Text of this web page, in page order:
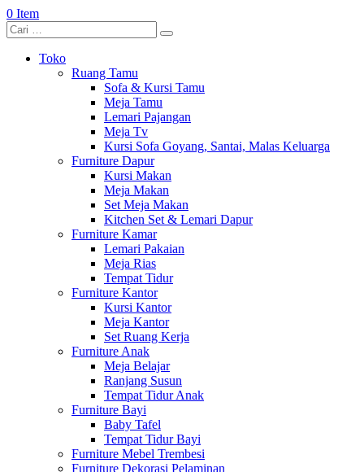
0 Item
Toko
Ruang Tamu
Sofa & Kursi Tamu
Meja Tamu
Lemari Pajangan
Meja Tv
Kursi Sofa Goyang, Santai, Malas Keluarga
Furniture Dapur
Kursi Makan
Meja Makan
Set Meja Makan
Kitchen Set & Lemari Dapur
Furniture Kamar
Lemari Pakaian
Meja Rias
Tempat Tidur
Furniture Kantor
Kursi Kantor
Meja Kantor
Set Ruang Kerja
Furniture Anak
Meja Belajar
Ranjang Susun
Tempat Tidur Anak
Furniture Bayi
Baby Tafel
Tempat Tidur Bayi
Furniture Mebel Trembesi
Furniture Dekorasi Pelaminan